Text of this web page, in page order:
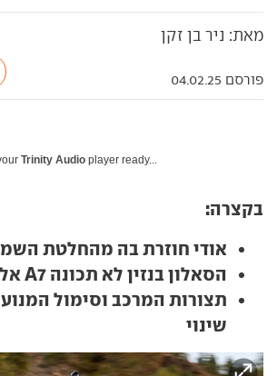
מאת: ניר בן זקן
פורסם 04.02.25
Trinity Audio player ready...
בקצרה:
אודי חוזרת בה מהחלטת
הסאלון בנזין לא תכונה A7 אלא A6
תצורות המרכב וסימול
שינוי